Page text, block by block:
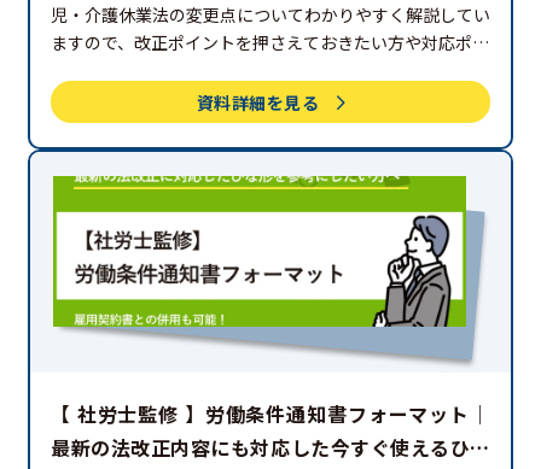
児・介護休業法の変更点についてわかりやすく解説してい
ますので、改正ポイントを押さえておきたい方や対応ポイ
資料詳細を見る
【 社労士監修 】労働条件通知書フォーマット｜
最新の法改正内容にも対応した今すぐ使えるひな